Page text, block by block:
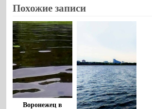
Похожие записи
Воронежец в